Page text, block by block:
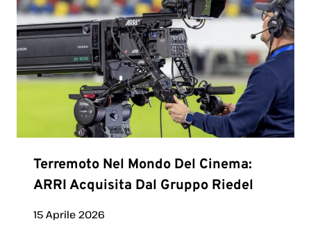
Terremoto Nel Mondo Del Cinema:
ARRI Acquisita Dal Gruppo Riedel
15 Aprile 2026